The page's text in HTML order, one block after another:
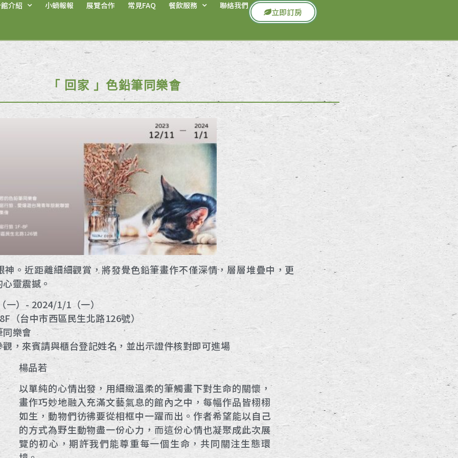
介紹 小蝸報報 展覽合作 常見FAQ 餐飲服務 聯絡我們
立即訂房
「 回家 」色鉛筆同樂會
。近距離細細觀賞，將發覺色鉛筆畫作不僅深情，層層堆疊中，更
靈震撼。
）- 2024/1/1（一）
（台中市西區民生北路126號）
同樂會
，來賓請與櫃台登記姓名，並出示證件核對即可進場
楊品若
以單純的心情出發，用細緻溫柔的筆觸畫下對生命的關懷，
畫作巧妙地融入充滿文藝氣息的館內之中，每幅作品皆栩栩
如生，動物們彷彿要從相框中一躍而出。作者希望能以自己
的方式為野生動物盡一份心力，而這份心情也凝聚成此次展
覽的初心，期許我們能尊重每一個生命，共同關注生態環